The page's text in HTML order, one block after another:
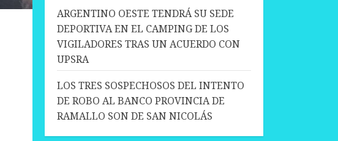
ARGENTINO OESTE TENDRÁ SU SEDE
DEPORTIVA EN EL CAMPING DE LOS
VIGILADORES TRAS UN ACUERDO CON
UPSRA
LOS TRES SOSPECHOSOS DEL INTENTO
DE ROBO AL BANCO PROVINCIA DE
RAMALLO SON DE SAN NICOLÁS